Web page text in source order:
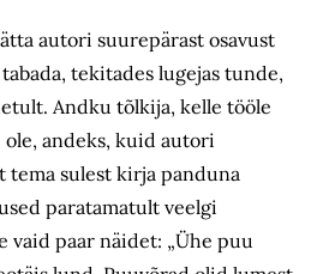
autori suurepärast osavust
tekitades lugejas tunde,
Andku tõlkija, kelle tööle
andeks, kuid autori
tema sulest kirja panduna
paratamatult veelgi
vaid paar näidet: „Ühe puu